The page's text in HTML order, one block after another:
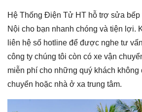
Hệ Thống Điện Tử HT hỗ trợ sửa bếp
Nội cho bạn nhanh chóng và tiện lợi.
liên hệ số hotline để được nghe tư
công ty chúng tôi còn có xe vận
miễn phí cho những quý khách
chuyển hoặc nhà ở xa trung tâm.